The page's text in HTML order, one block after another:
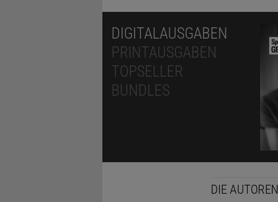
DIGITALAUSGABEN
PRINTAUSGABEN
TOPSELLER
BUNDLES
DIE AUTOREN